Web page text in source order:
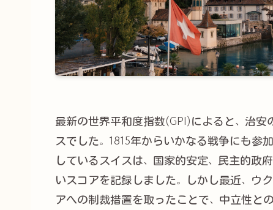
最新の世界平和度指数(GPI)によると、治安
スでした。1815年からいかなる戦争にも参
しているスイスは、国家的安定、民主的政
いスコアを記録しました。しかし最近、ウ
アへの制裁措置を取ったことで、中立性と